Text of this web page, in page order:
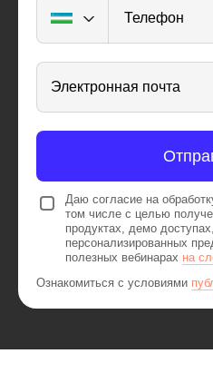
Телефон
Электронная почта
Даю согласие на
том числе с целью
продуктах, демо
персонализированных
полезных вебинарах на
Ознакомиться с условиями